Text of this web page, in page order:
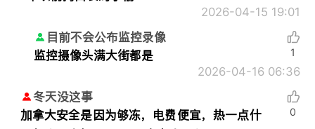
2026-04-15 19:01
目前不会公布监控录像
监控摄像头满大街都是
2026-04-16 06:36
1
冬天没这事
加拿大安全是因为够冻，电费便宜，热一点什
0